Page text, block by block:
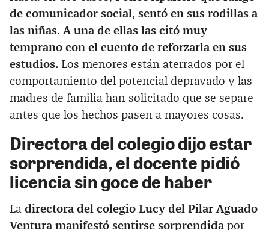
de comunicador social, sentó en sus rodillas a
las niñas. A una de ellas las citó muy
temprano con el cuento de reforzarla en sus
estudios. Los menores están aterrados por el
comportamiento del potencial depravado y las
madres de familia han solicitado que se separe
antes que los hechos pasen a mayores cosas.
Directora del colegio dijo estar
sorprendida, el docente pidió
licencia sin goce de haber
La directora del colegio Lucy del Pilar Aguado
Ventura manifestó sentirse sorprendida por